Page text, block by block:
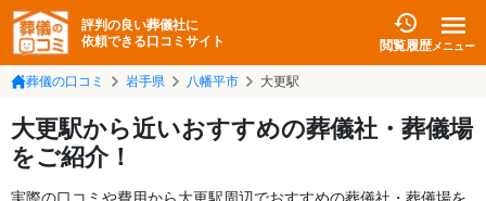
評判の良い葬儀社に
依頼できる口コミサイト
閲覧履歴メニュー
葬儀の口コミ 岩手県 八幡平市 大更駅
大更駅から近いおすすめの葬儀社・葬儀場
をご紹介！